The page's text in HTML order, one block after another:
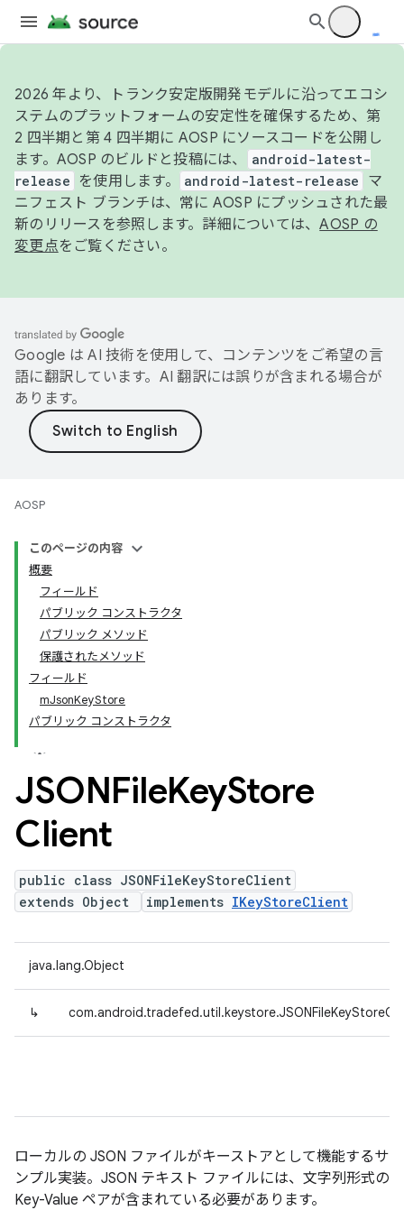
2026 年より、トランク安定版開発モデルに沿ってエコシ
ステムのプラットフォームの安定性を確保するため、第
2 四半期と第 4 四半期に AOSP にソースコードを公開し
ます。AOSP のビルドと投稿には、
android-latest-
release
を使用します。 android-latest-release
マ
ニフェスト ブランチは、常に AOSP にプッシュされた最
新のリリースを参照します。詳細については、AOSP の
変更点をご覧ください。
Google は AI 技術を使用して、コンテンツをご希望の言
語に翻訳しています。AI 翻訳には誤りが含まれる場合が
あります。
AOSP
このページの内容
概要
フィールド
パブリック コンストラクタ
パブリック メソッド
保護されたメソッド
フィールド
mJsonKeyStore
パブリック コンストラクタ
JSONFileKeyStore
Client
public class JSONFileKeyStoreClient
extends Object
implements IKeyStoreClient
java.lang.Object
↳
ローカルの JSON ファイルがキーストアとして機能するサ
ンプル実装。JSON テキスト ファイルには、文字列形式の
Key-Value ペアが含まれている必要があります。